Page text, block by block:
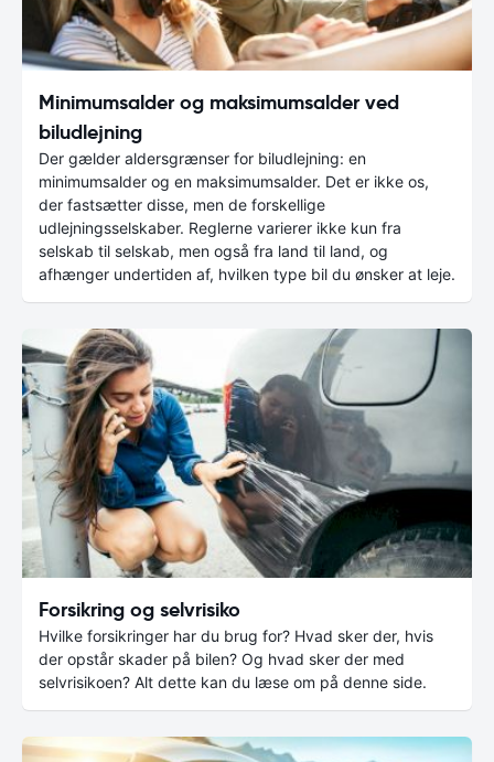
Minimumsalder og maksimumsalder ved
biludlejning
Der gælder aldersgrænser for biludlejning: en
minimumsalder og en maksimumsalder. Det er ikke os,
der fastsætter disse, men de forskellige
udlejningsselskaber. Reglerne varierer ikke kun fra
selskab til selskab, men også fra land til land, og
afhænger undertiden af, hvilken type bil du ønsker at leje.
Forsikring og selvrisiko
Hvilke forsikringer har du brug for? Hvad sker der, hvis
der opstår skader på bilen? Og hvad sker der med
selvrisikoen? Alt dette kan du læse om på denne side.